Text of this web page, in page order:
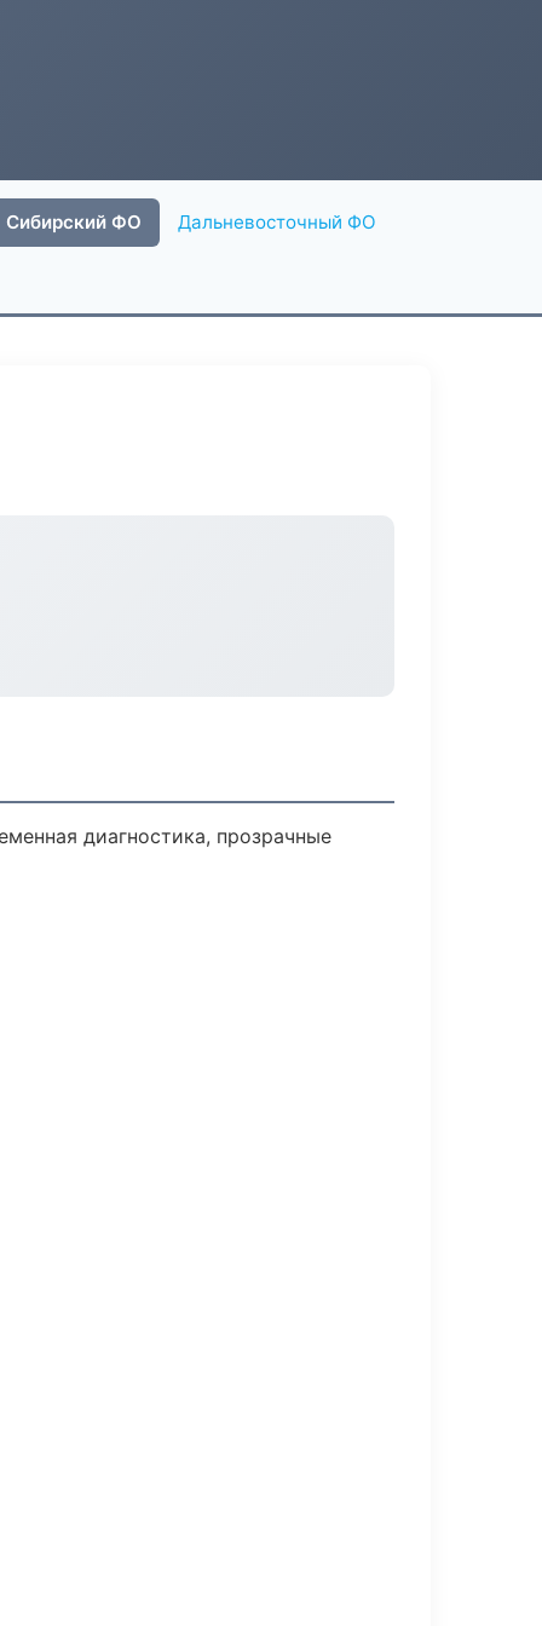
Сибирский ФО Дальневосточный ФО
диагностика, прозрачные